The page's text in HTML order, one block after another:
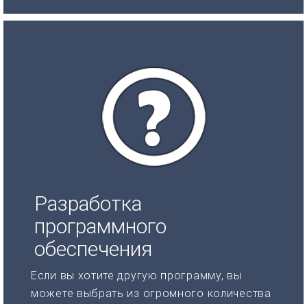
Разработка
программного
обеспечения
Если вы хотите другую программу, вы
можете выбрать из огромного количества